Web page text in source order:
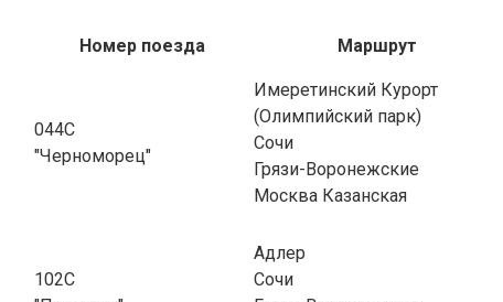
Номер поезда Маршрут
044С
"Черноморец"
Имеретинский Курорт
(Олимпийский парк)
Сочи
Грязи-Воронежские
Москва Казанская
102С
Адлер
Сочи